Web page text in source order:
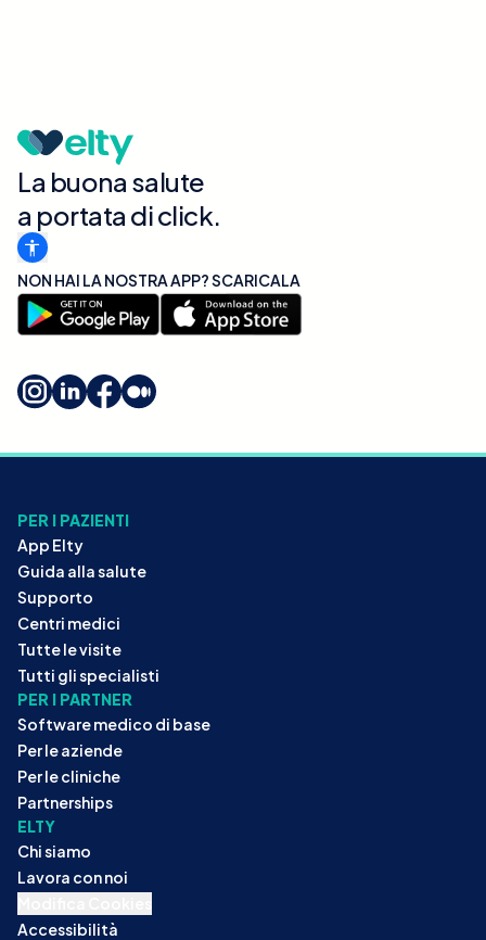
La buona salute
a portata di click.
NON HAI LA NOSTRA APP? SCARICALA
PER I PAZIENTI
App Elty
Guida alla salute
Supporto
Centri medici
Tutte le visite
Tutti gli specialisti
PER I PARTNER
Software medico di base
Per le aziende
Per le cliniche
Partnerships
ELTY
Chi siamo
Lavora con noi
Accessibilità